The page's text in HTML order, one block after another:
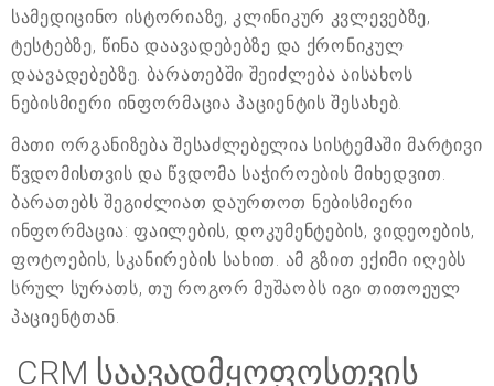
სამედიცინო ისტორიაზე, კლინიკურ კვლევებზე,
ტესტებზე, წინა დაავადებებზე და ქრონიკულ
დაავადებებზე. ბარათებში შეიძლება აისახოს
ნებისმიერი ინფორმაცია პაციენტის შესახებ.
მათი ორგანიზება შესაძლებელია სისტემაში მარტივი
წვდომისთვის და წვდომა საჭიროების მიხედვით.
ბარათებს შეგიძლიათ დაურთოთ ნებისმიერი
ინფორმაცია: ფაილების, დოკუმენტების, ვიდეოების,
ფოტოების, სკანირების სახით. ამ გზით ექიმი იღებს
სრულ სურათს, თუ როგორ მუშაობს იგი თითოეულ
პაციენტთან.
CRM საავადმყოფოსთვის